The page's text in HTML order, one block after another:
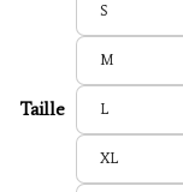
Taille
S
M
L
XL